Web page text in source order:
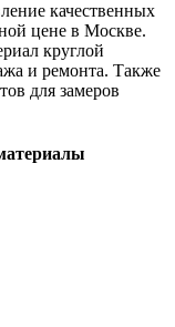
качественных
цене в Москве.
круглой
и ремонта. Также
для замеров